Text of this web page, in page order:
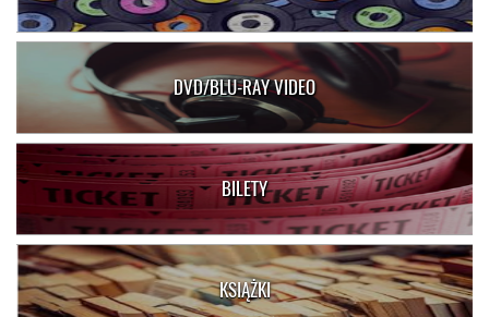
DVD/BLU-RAY VIDEO
BILETY
KSIĄŻKI